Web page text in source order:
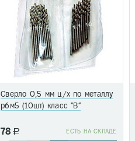
Сверло 0,5 мм ц/х по металлу
р6м5 (10шт) класс "В"
78 a EСТЬ НА СКЛАДЕ